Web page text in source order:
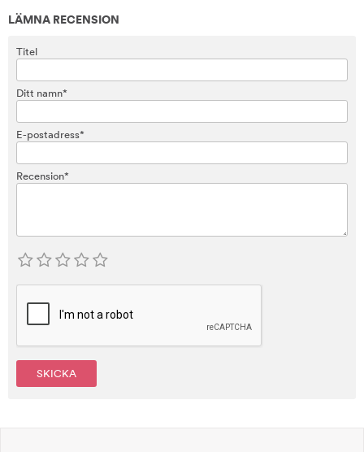
LÄMNA RECENSION
Titel
Ditt namn*
E-postadress*
Recension*
SKICKA